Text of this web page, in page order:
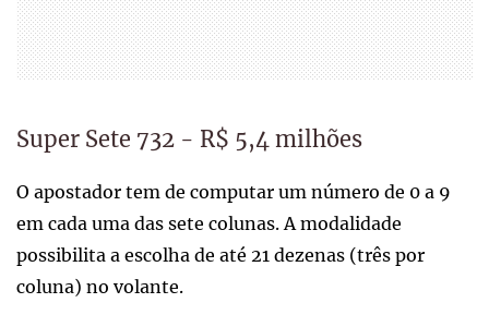
Super Sete 732 - R$ 5,4 milhões
O apostador tem de computar um número de 0 a 9
em cada uma das sete colunas. A modalidade
possibilita a escolha de até 21 dezenas (três por
coluna) no volante.